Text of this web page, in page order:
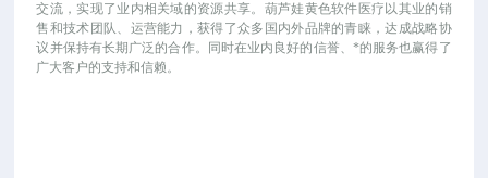
交流，实现了业内相关域的资源共享。葫芦娃黄色软件医疗以其业的销
售和技术团队、运营能力，获得了众多国内外品牌的青睐，达成战略协
议并保持有长期广泛的合作。同时在业内良好的信誉、*的服务也赢得了
广大客户的支持和信赖。